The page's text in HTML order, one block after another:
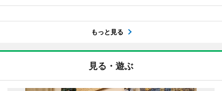
もっと見る
見る・遊ぶ